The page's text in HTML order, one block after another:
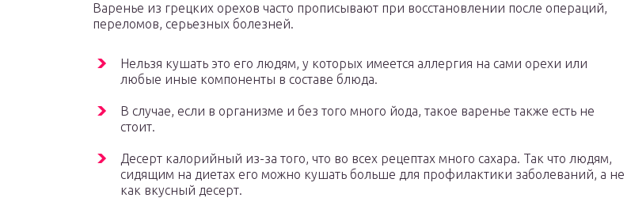
Варенье из грецких орехов часто прописывают при восстановлении после операций,
переломов, серьезных болезней.
Нельзя кушать это его людям, у которых имеется аллергия на сами орехи или
любые иные компоненты в составе блюда.
В случае, если в организме и без того много йода, такое варенье также есть не
стоит.
Десерт калорийный из-за того, что во всех рецептах много сахара. Так что людям,
сидящим на диетах его можно кушать больше для профилактики заболеваний, а не
как вкусный десерт.